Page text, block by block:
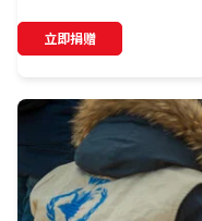
立即捐赠